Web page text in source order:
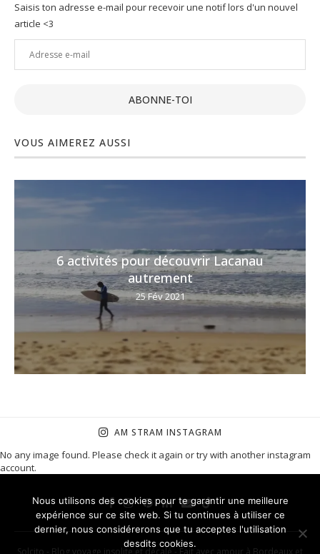
Saisis ton adresse e-mail pour recevoir une notif lors d'un nouvel
article <3
Adresse
e-
ABONNE-TOI
VOUS AIMEREZ AUSSI
6 activités pour découvrir Lacanau
autrement
25 Fév 2021
AM STRAM INSTAGRAM
No any image found. Please check it again or try with another instagram
account.
Nous utilisons des cookies pour te garantir une meilleure
expérience sur ce site web. Si tu continues à utiliser ce
dernier, nous considérerons que tu acceptes l'utilisation
desdits cookies.